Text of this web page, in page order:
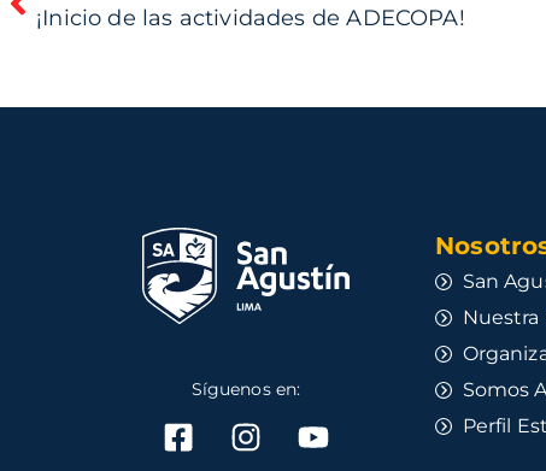
¡Inicio de las actividades de ADECOPA!
Síguenos en:
San
Nuestra
Somos
Perfil